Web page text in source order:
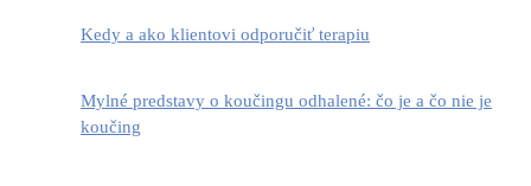
Kedy a ako klientovi odporučiť terapiu
Mylné predstavy o koučingu odhalené: čo je a čo nie je
koučing